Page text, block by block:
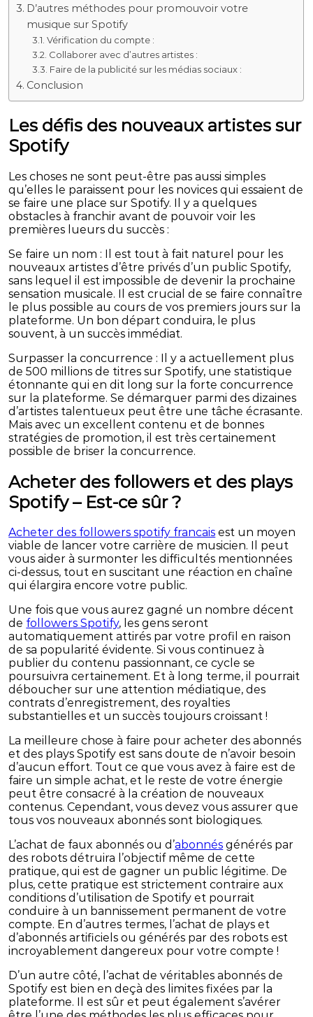
D’autres méthodes pour promouvoir votre
musique sur Spotify
Vérification du compte :
Collaborer avec d’autres artistes :
Faire de la publicité sur les médias sociaux :
Conclusion
Les défis des nouveaux artistes sur
Spotify
Les choses ne sont peut-être pas aussi simples
qu’elles le paraissent pour les novices qui essaient de
se faire une place sur Spotify. Il y a quelques
obstacles à franchir avant de pouvoir voir les
premières lueurs du succès :
Se faire un nom : Il est tout à fait naturel pour les
nouveaux artistes d’être privés d’un public Spotify,
sans lequel il est impossible de devenir la prochaine
sensation musicale. Il est crucial de se faire connaître
le plus possible au cours de vos premiers jours sur la
plateforme. Un bon départ conduira, le plus
souvent, à un succès immédiat.
Surpasser la concurrence : Il y a actuellement plus
de 500 millions de titres sur Spotify, une statistique
étonnante qui en dit long sur la forte concurrence
sur la plateforme. Se démarquer parmi des dizaines
d’artistes talentueux peut être une tâche écrasante.
Mais avec un excellent contenu et de bonnes
stratégies de promotion, il est très certainement
possible de briser la concurrence.
Acheter des followers et des plays
Spotify – Est-ce sûr ?
Acheter des followers spotify francais est un moyen
viable de lancer votre carrière de musicien. Il peut
vous aider à surmonter les difficultés mentionnées
ci-dessus, tout en suscitant une réaction en chaîne
qui élargira encore votre public.
Une fois que vous aurez gagné un nombre décent
de followers Spotify, les gens seront
automatiquement attirés par votre profil en raison
de sa popularité évidente. Si vous continuez à
publier du contenu passionnant, ce cycle se
poursuivra certainement. Et à long terme, il pourrait
déboucher sur une attention médiatique, des
contrats d’enregistrement, des royalties
substantielles et un succès toujours croissant !
La meilleure chose à faire pour acheter des abonnés
et des plays Spotify est sans doute de n’avoir besoin
d’aucun effort. Tout ce que vous avez à faire est de
faire un simple achat, et le reste de votre énergie
peut être consacré à la création de nouveaux
contenus. Cependant, vous devez vous assurer que
tous vos nouveaux abonnés sont biologiques.
L’achat de faux abonnés ou d’abonnés générés par
des robots détruira l’objectif même de cette
pratique, qui est de gagner un public légitime. De
plus, cette pratique est strictement contraire aux
conditions d’utilisation de Spotify et pourrait
conduire à un bannissement permanent de votre
compte. En d’autres termes, l’achat de plays et
d’abonnés artificiels ou générés par des robots est
incroyablement dangereux pour votre compte !
D’un autre côté, l’achat de véritables abonnés de
Spotify est bien en deçà des limites fixées par la
plateforme. Il est sûr et peut également s’avérer